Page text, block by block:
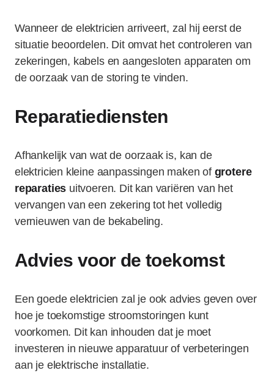
Wanneer de elektricien arriveert, zal hij eerst de
situatie beoordelen. Dit omvat het controleren van
zekeringen, kabels en aangesloten apparaten om
de oorzaak van de storing te vinden.
Reparatiediensten
Afhankelijk van wat de oorzaak is, kan de
elektricien kleine aanpassingen maken of grotere
reparaties uitvoeren. Dit kan variëren van het
vervangen van een zekering tot het volledig
vernieuwen van de bekabeling.
Advies voor de toekomst
Een goede elektricien zal je ook advies geven over
hoe je toekomstige stroomstoringen kunt
voorkomen. Dit kan inhouden dat je moet
investeren in nieuwe apparatuur of verbeteringen
aan je elektrische installatie.